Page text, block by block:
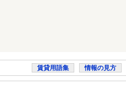
賃貸用語集 情報の見方